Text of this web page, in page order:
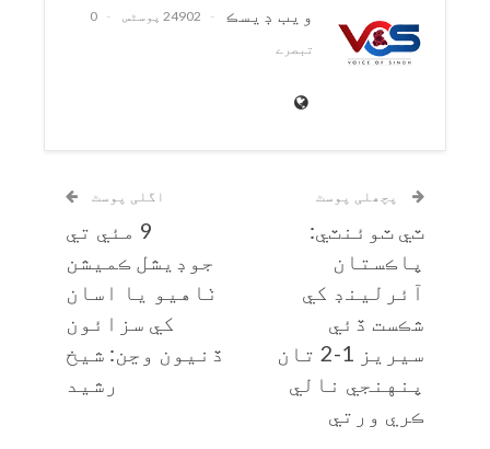
ويب ڊيسڪ 24902 پوسٹس
0
تبصرے
پچھلی پوسٹ
ٽي ٽوئنٽي:
پاڪستان
آئرلينڊ کي
شڪست ڏئي
سيريز 1-2 تان
پنهنجي نالي
ڪري ورتي
اگلی پوسٹ
9 مئي تي
جوڊيشل ڪميشن
ٺاهيو يا اسان
کي سزائون
ڏنيون وڃن: شيخ
رشيد